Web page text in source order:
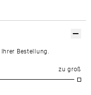
Bestellung.
zu groß